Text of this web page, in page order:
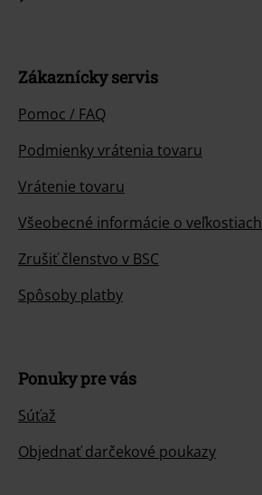
Zákaznícky servis
Pomoc / FAQ
Podmienky vrátenia tovaru
Vrátenie tovaru
Všeobecné informácie o veľkostiach
Zrušiť členstvo v BSC
Spôsoby platby
Ponuky pre vás
Súťaž
Objednať darčekové poukazy